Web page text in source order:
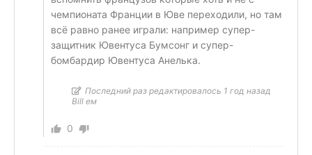
чемпионата Франции в Юве переходили, но там
всё равно ранее играли: например супер-
защитник Ювентуса Бумсонг и супер-
бомбардир Ювентуса Анелька.
Последний раз редактировалось 1 год назад
Bill ем
0